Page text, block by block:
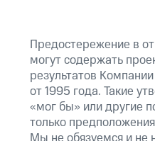
Предостережение в
могут содержать
результатов
от 1995 года. Такие
«мог бы» или другие
только